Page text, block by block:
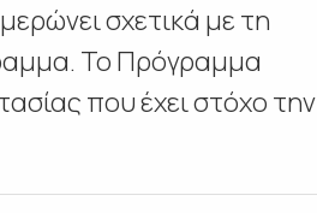
σχετικά με τη
Το Πρόγραμμα
που έχει στόχο την